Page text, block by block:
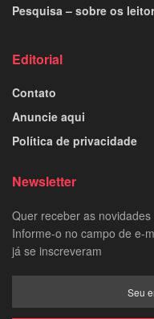
Pesquisa – sobre os
Editorial
Contato
Anuncie aqui
Política de privacidade
Newsletter
Quer receber as
Informe-o no campo de e-
já se inscreveram